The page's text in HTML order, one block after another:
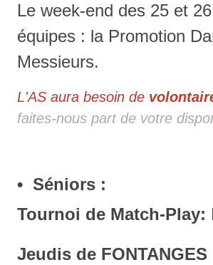
Le week-end des 25 et
équipes : la Promotion
Messieurs.
L'AS aura besoin de
faites-nous part de votre
• Séniors :
Tournoi de Match-Play:
Jeudis de FONTANGES